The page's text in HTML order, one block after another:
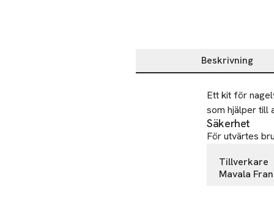
Beskrivning
Beskrivning
Ett kit för
som hjälper till
Säkerhet
För utvärtes
Tillverkare
Mavala